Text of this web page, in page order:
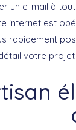
un e-mail à
internet est
rapidement
votre